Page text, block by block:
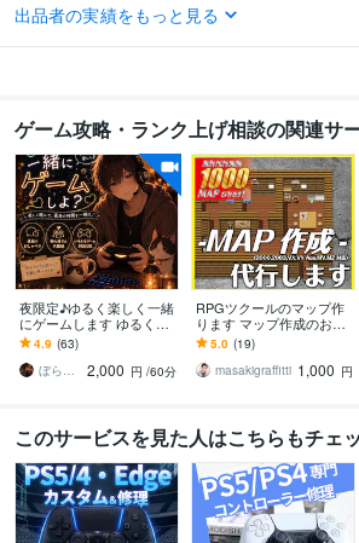
プログラミング言語・フレームワーク
出品者の実績をもっと見る
ゲーム攻略・ランク上げ相談の関連サ
夜限定♪ゆるく楽しく一緒
にゲームします ゆるく遊
べる小さな「夜の隠れ
家」やってます^^
4.9 (63)
ぼらたろ
2,000 円 /60分
RPGツクールのマップ作
ります マップ作成のお手
伝いを致します！
5.0 (19)
masakigraffitti 1,000 円
このサービスを見た人はこちらもチェ